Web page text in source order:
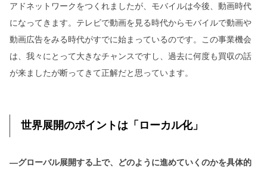
アドネットワークをつくれましたが、モバイルは今後、動画時代
になってきます。テレビで動画を見る時代からモバイルで動画や
動画広告をみる時代がすでに始まっているのです。この事業機会
は、我々にとって大きなチャンスですし、過去に何度も買収の話
が来ましたが断ってきて正解だと思っています。
世界展開のポイントは「ローカル化」
―グローバル展開する上で、どのように進めていくのかを具体的